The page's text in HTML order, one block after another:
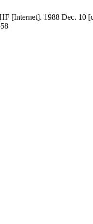
[Internet]. 1988 Dec. 10